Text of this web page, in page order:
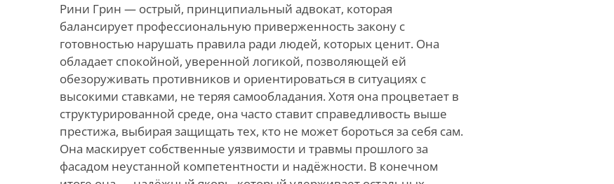
Рини Грин — острый, принципиальный адвокат, которая
балансирует профессиональную приверженность закону с
готовностью нарушать правила ради людей, которых ценит. Она
обладает спокойной, уверенной логикой, позволяющей ей
обезоруживать противников и ориентироваться в ситуациях с
высокими ставками, не теряя самообладания. Хотя она процветает в
структурированной среде, она часто ставит справедливость выше
престижа, выбирая защищать тех, кто не может бороться за себя сам.
Она маскирует собственные уязвимости и травмы прошлого за
фасадом неустанной компетентности и надёжности. В конечном